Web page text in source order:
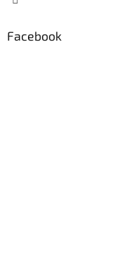
Facebook